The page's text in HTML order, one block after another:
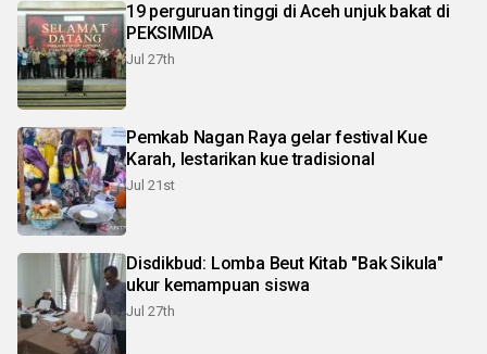
19 perguruan tinggi di Aceh unjuk bakat di
PEKSIMIDA
Jul 27th
Pemkab Nagan Raya gelar festival Kue
Karah, lestarikan kue tradisional
Jul 21st
Disdikbud: Lomba Beut Kitab "Bak Sikula"
ukur kemampuan siswa
Jul 27th